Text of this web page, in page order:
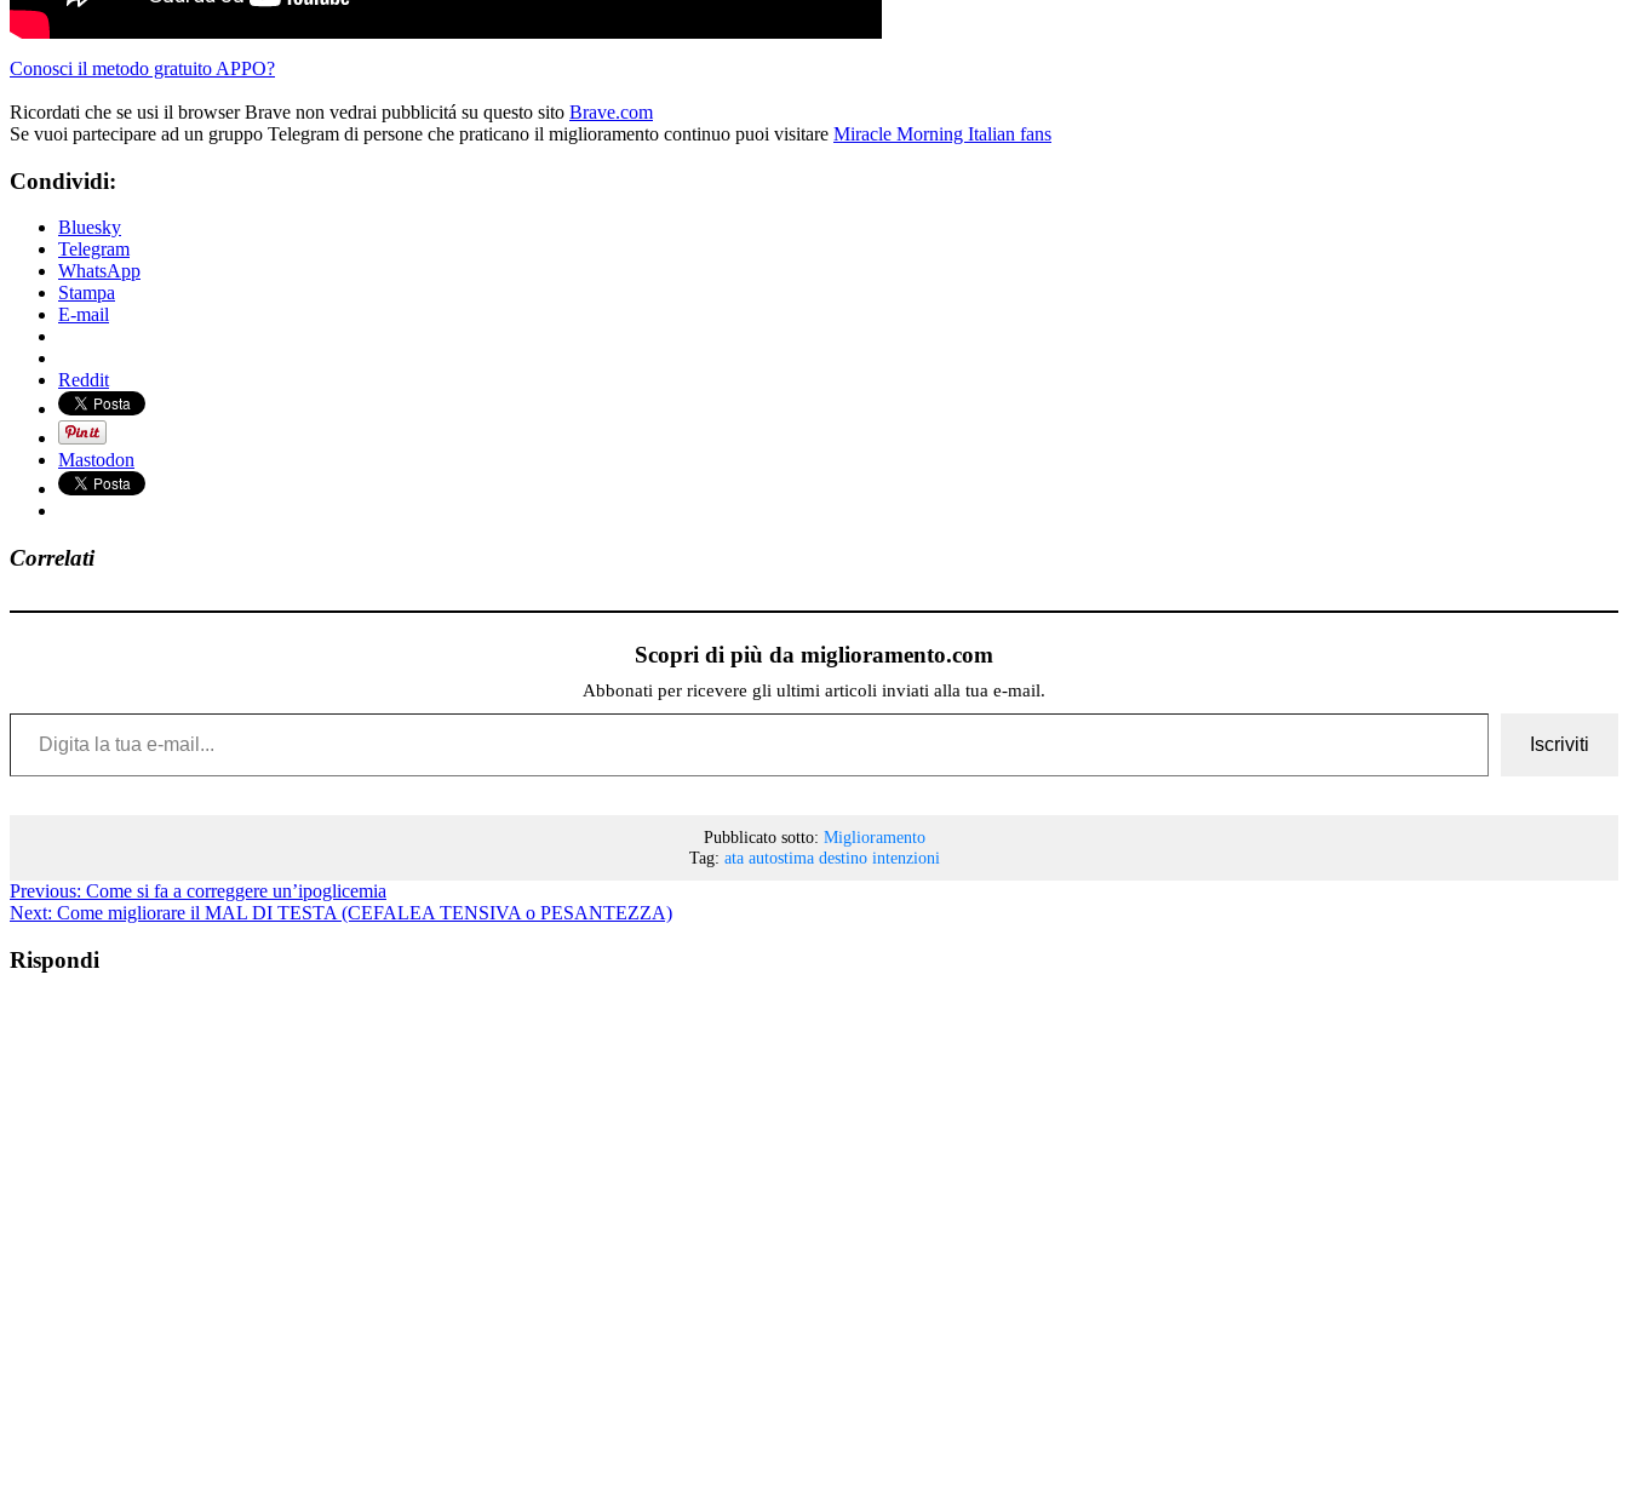
Conosci il metodo gratuito APPO?
Ricordati che se usi il browser Brave non vedrai pubblicitá su questo sito Brave.com
Se vuoi partecipare ad un gruppo Telegram di persone che praticano il miglioramento continuo puoi visitare Miracle Morning Italian fans
Condividi:
Bluesky
Telegram
WhatsApp
Stampa
E-mail
Reddit
Mastodon
Correlati
Scopri di più da miglioramento.com
Abbonati per ricevere gli ultimi articoli inviati alla tua e-mail.
Digita la tua e-mail...
Iscriviti
Pubblicato sotto: Miglioramento
Tag: ata autostima destino intenzioni
Previous: Come si fa a correggere un’ipoglicemia
Next: Come migliorare il MAL DI TESTA (CEFALEA TENSIVA o PESANTEZZA)
Rispondi